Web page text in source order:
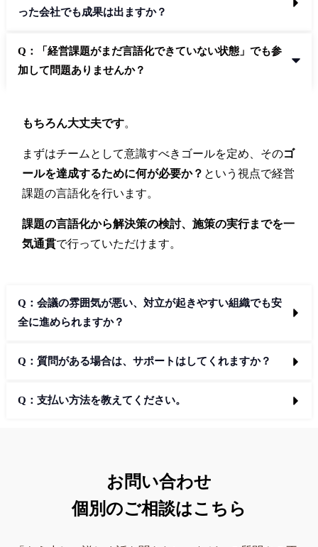
った会社でも成果は出ますか？
Q：「経営課題がまだ言語化できていない状態」でも参
加して問題ありませんか？
もちろん大丈夫です。
まずはチームとして意識すべきゴールを定め、そのゴ
ールを達成するために何が必要か？ という視点で経営
課題の言語化を行います。
課題の言語化から解決策の検討、施策の実行までを一
気通貫で行っていただけます。
Q：会議の雰囲気が悪い、対立が起きやすい組織でも安
全に進められますか？
Q：質問がある場合は、サポートはしてくれますか？
Q：支払い方法を教えてください。
お問い合わせ
個別のご相談はこちら